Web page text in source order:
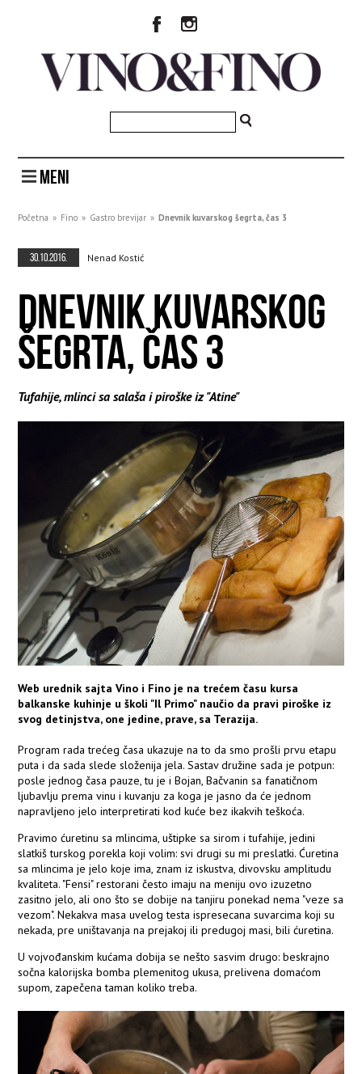
MENI
Početna » Fino » Gastro brevijar » Dnevnik kuvarskog šegrta, čas 3
30.10.2016. Nenad Kostić
DNEVNIK KUVARSKOG
ŠEGRTA, ČAS 3
Tufahije, mlinci sa salaša i piroške iz "Atine"
Web urednik sajta Vino i Fino je na trećem času kursa
balkanske kuhinje u školi "Il Primo" naučio da pravi piroške iz
svog detinjstva, one jedine, prave, sa Terazija.
Program rada trećeg časa ukazuje na to da smo prošli prvu etapu
puta i da sada slede složenija jela. Sastav družine sada je potpun:
posle jednog časa pauze, tu je i Bojan, Bačvanin sa fanatičnom
ljubavlju prema vinu i kuvanju za koga je jasno da će jednom
napravljeno jelo interpretirati kod kuće bez ikakvih teškoća.
Pravimo ćuretinu sa mlincima, uštipke sa sirom i tufahije, jedini
slatkiš turskog porekla koji volim: svi drugi su mi preslatki. Ćuretina
sa mlincima je jelo koje ima, znam iz iskustva, divovsku amplitudu
kvaliteta. "Fensi" restorani često imaju na meniju ovo izuzetno
zasitno jelo, ali ono što se dobije na tanjiru ponekad nema "veze sa
vezom". Nekakva masa uvelog testa ispresecana suvarcima koji su
nekada, pre uništavanja na prejakoj ili predugoj masi, bili ćuretina.
U vojvođanskim kućama dobija se nešto sasvim drugo: beskrajno
sočna kalorijska bomba plemenitog ukusa, prelivena domaćom
supom, zapečena taman koliko treba.